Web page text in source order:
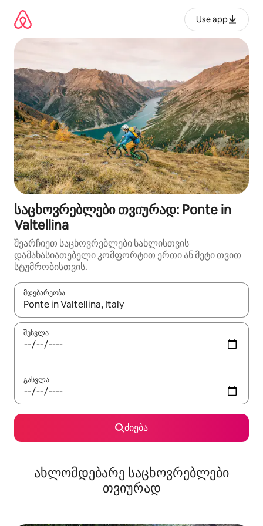
გადასვლა
Use app
საცხოვრებლები თვიურად: Ponte in
Valtellina
შეარჩიეთ საცხოვრებლები სახლისთვის
დამახასიათებელი კომფორტით ერთი ან მეტი თვით
სტუმრობისთვის.
მდებარეობა
როცა შედეგები ხელმისაწვდომი გახდება, ნავიგაციისთვის
შესვლა
გასვლა
ძიება
ახლომდებარე საცხოვრებლები
თვიურად